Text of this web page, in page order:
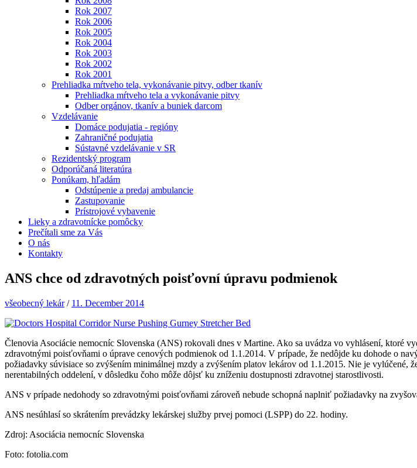
Rok 2007
Rok 2006
Rok 2005
Rok 2004
Rok 2003
Rok 2002
Rok 2001
Prehliadka mŕtveho tela, vykonávanie pitvy, odber tkanív
Prehliadka mŕtveho tela a vykonávanie pitvy
Odber orgánov, tkanív a buniek darcom
Vzdelávanie
Domáce podujatia - regióny
Zahraničné podujatia
Sústavné vzdelávanie v SR
Rezidentský program
Odporúčaná literatúra
Ponúkam, hľadám
Odstúpenie a predaj ambulancie
Zastupovanie
Prístrojové vybavenie
Lieky a zdravotnícke pomôcky
Prečítali sme za Vás
O nás
Kontakty
ANS chce od zdravotných poisťovní úpravu podmienok
všeobecný lekár/ 11. December 2014
Členovia Asociácie nemocníc Slovenska (ANS) rokovali dnes v Martine. Ako sa uvádza vo vyhlásení, ktoré
zdravotnými poisťovňami o úprave cenových podmienok od 1.1.2014. V prípade, že nedôjde ku dohode o
požiadavky súvisiace so zvýšením minimálnej mzdy a zvýšením platov lekárov od 1.1.2015. Nie je
nerentabilných oddelení, v dôsledku čoho môže dôjsť ku zníženiu dostupnosti zdravotnej starostlivosti.
ANS v prípade nedohody so zdravotnými poisťovňami zároveň nebude schopná naplniť požiadavky na
ANS nesúhlasí so skrátením prevádzky lekárskej služby prvej pomoci (LSPP) do 22. hodiny.
Zdroj: Asociácia nemocníc Slovenska
Foto: fotolia.com